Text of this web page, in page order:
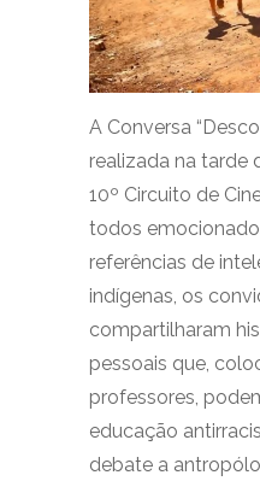
A Conversa
realizada na tarde
10º Circuito de
todos
referências de
indígenas, os
compartilharam
pessoais que,
professores,
educação
debate a